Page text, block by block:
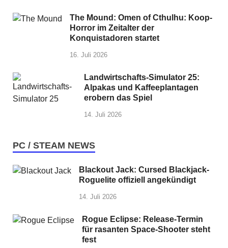
The Mound: Omen of Cthulhu: Koop-
Horror im Zeitalter der
Konquistadoren startet
16. Juli 2026
Landwirtschafts-Simulator 25:
Alpakas und Kaffeeplantagen
erobern das Spiel
14. Juli 2026
PC / STEAM NEWS
Blackout Jack: Cursed Blackjack-
Roguelite offiziell angekündigt
14. Juli 2026
Rogue Eclipse: Release-Termin
für rasanten Space-Shooter steht
fest